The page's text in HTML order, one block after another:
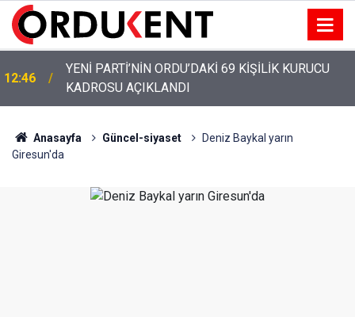
12:46
YENİ PARTİ’NİN ORDU’DAKİ 69 KİŞİLİK KURUCU
KADROSU AÇIKLANDI
Anasayfa Güncel-siyaset
Deniz Baykal yarın
Giresun'da